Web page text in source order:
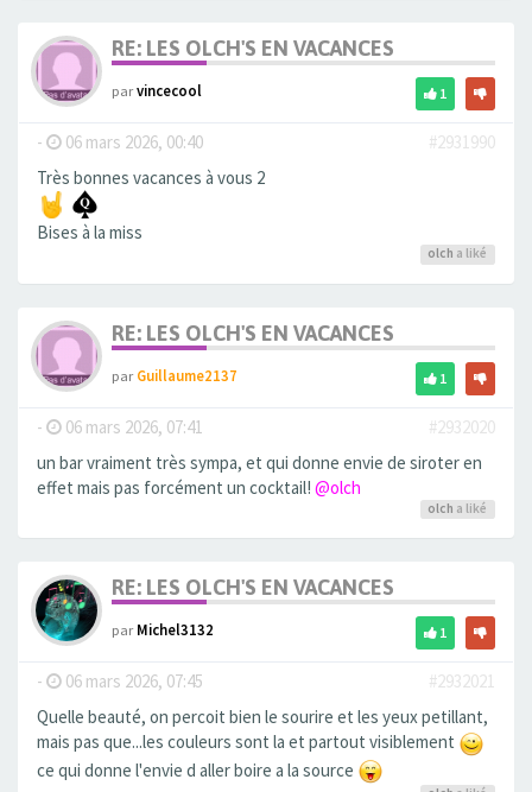
RE: LES OLCH'S EN VACANCES
parvincecool 1
- 06 mars 2026, 00:40
#2931990
Très bonnes vacances à vous 2
Bises à la miss
olch a liké
RE: LES OLCH'S EN VACANCES
parGuillaume2137 1
- 06 mars 2026, 07:41
#2932020
un bar vraiment très sympa, et qui donne envie de siroter en
effet mais pas forcément un cocktail! @olch
olch a liké
RE: LES OLCH'S EN VACANCES
parMichel3132 1
- 06 mars 2026, 07:45
#2932021
Quelle beauté, on percoit bien le sourire et les yeux petillant,
mais pas que...les couleurs sont la et partout visiblement
ce qui donne l'envie d aller boire a la source